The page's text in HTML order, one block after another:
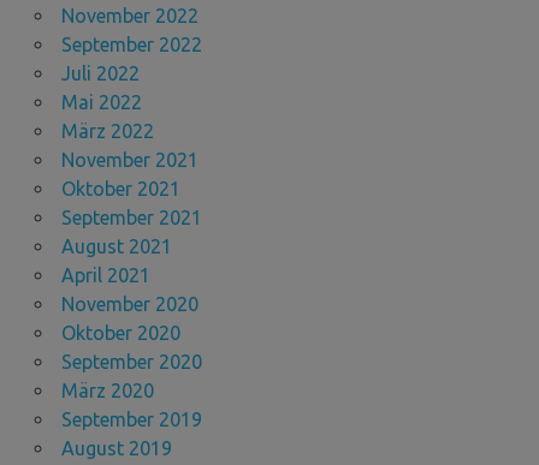
November 2022
September 2022
Juli 2022
Mai 2022
März 2022
November 2021
Oktober 2021
September 2021
August 2021
April 2021
November 2020
Oktober 2020
September 2020
März 2020
September 2019
August 2019